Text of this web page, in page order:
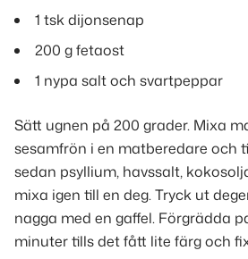
1 tsk dijonsenap
200 g fetaost
1 nypa salt och svartpeppar
Sätt ugnen på 200 grader. Mixa
sesamfrön i en matberedare och
sedan psyllium, havssalt,
mixa igen till en deg. Tryck ut
nagga med en gaffel. Förgrädda
minuter tills det fått lite färg och